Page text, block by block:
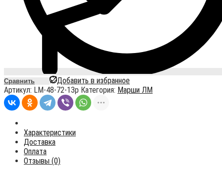
Сравнить
Добавить в избранное
Артикул: LM-48-72-13p Категория: Марши ЛМ
Характеристики
Доставка
Оплата
Отзывы (0)